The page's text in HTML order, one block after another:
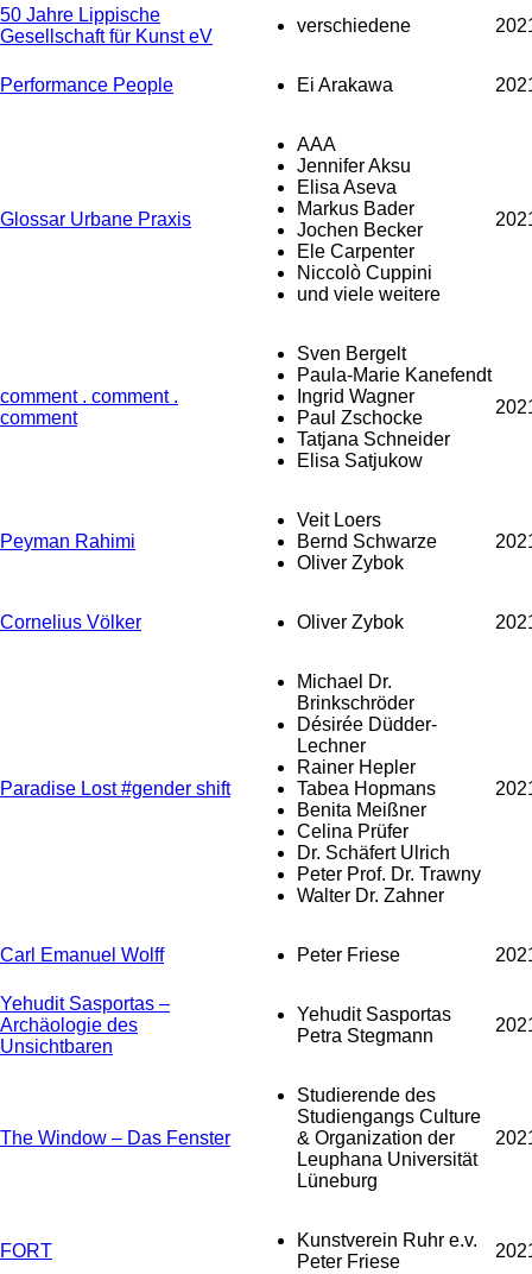
50 Jahre Lippische
Gesellschaft für Kunst eV
verschiedene
Performance People Ei Arakawa
Glossar Urbane Praxis
AAA
Jennifer Aksu
Elisa Aseva
Markus Bader
Jochen Becker
Ele Carpenter
Niccolò Cuppini
und viele weitere
comment . comment .
comment
Sven Bergelt
Paula-Marie Kanefendt
Ingrid Wagner
Paul Zschocke
Tatjana Schneider
Elisa Satjukow
Peyman Rahimi
Veit Loers
Bernd Schwarze
Oliver Zybok
Cornelius Völker Oliver Zybok
Paradise Lost #gender shift
Michael Dr.
Brinkschröder
Désirée Düdder-
Lechner
Rainer Hepler
Tabea Hopmans
Benita Meißner
Celina Prüfer
Dr. Schäfert Ulrich
Peter Prof. Dr. Trawny
Walter Dr. Zahner
Carl Emanuel Wolff Peter Friese
Yehudit Sasportas –
Archäologie des
Unsichtbaren
Yehudit Sasportas
Petra Stegmann
The Window – Das Fenster
Studierende des
Studiengangs Culture
& Organization der
Leuphana Universität
Lüneburg
FORT
Kunstverein Ruhr e.v.
Peter Friese